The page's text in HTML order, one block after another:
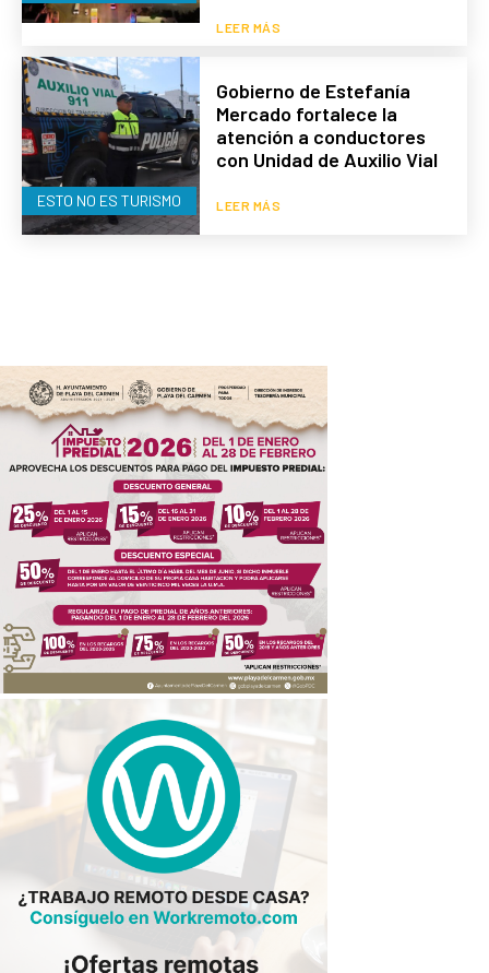
LEER MÁS
ESTO NO ES TURISMO
Gobierno de Estefanía
Mercado fortalece la
atención a conductores
con Unidad de Auxilio Vial
LEER MÁS